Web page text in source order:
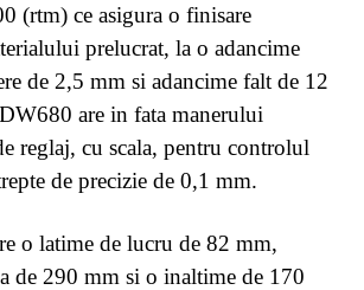
(rtm) ce asigura o finisare
prelucrat, la o adancime
de 2,5 mm si adancime falt de 12
are in fata manerului
reglaj, cu scala, pentru controlul
de precizie de 0,1 mm.
o latime de lucru de 82 mm,
de 290 mm si o inaltime de 170